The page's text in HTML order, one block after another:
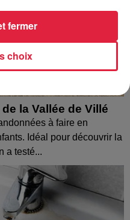
la Vallée de Villé
à faire en
Idéal pour découvrir la
a testé...
choix
fermer